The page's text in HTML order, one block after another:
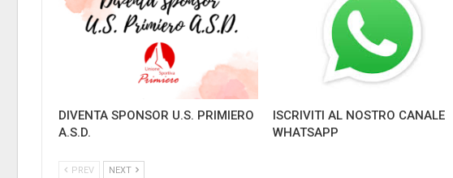
DIVENTA SPONSOR U.S. PRIMIERO
A.S.D.
ISCRIVITI AL NOSTRO CANALE
WHATSAPP
PREV NEXT